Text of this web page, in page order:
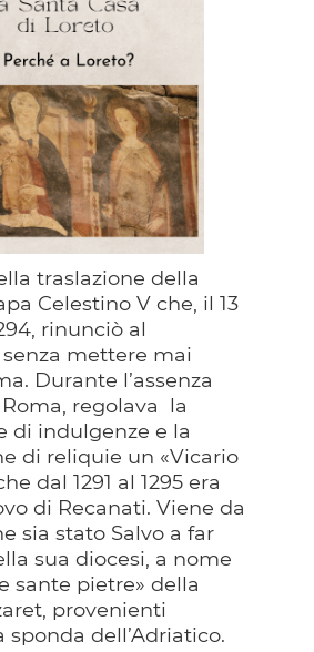
traslazione della
Celestino V che, il 13
rinunciò al
mettere mai
Durante l’assenza
regolava la
di indulgenze e la
di reliquie un «Vicario
dal 1291 al 1295 era
di Recanati. Viene da
sia stato Salvo a far
sua diocesi, a nome
sante pietre» della
provenienti
sponda dell’Adriatico.